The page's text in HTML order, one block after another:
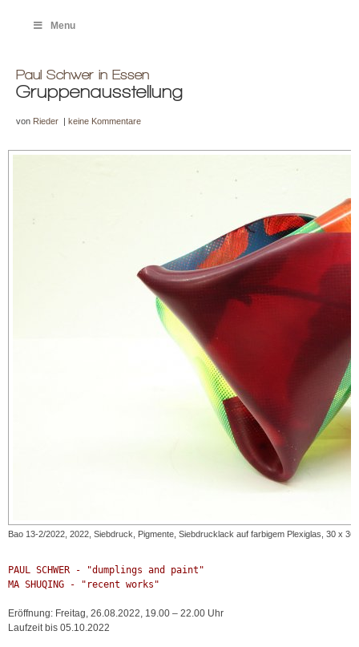
Menu
Paul Schwer in Essen
Gruppenausstellung
von Rieder | keine Kommentare
Bao 13-2/2022, 2022, Siebdruck, Pigmente, Siebdrucklack auf farbigem Plexiglas, 30 x 36
PAUL SCHWER - "dumplings and paint"
MA SHUQING - "recent works"
Eröffnung: Freitag, 26.08.2022, 19.00 – 22.00 Uhr
Laufzeit bis 05.10.2022